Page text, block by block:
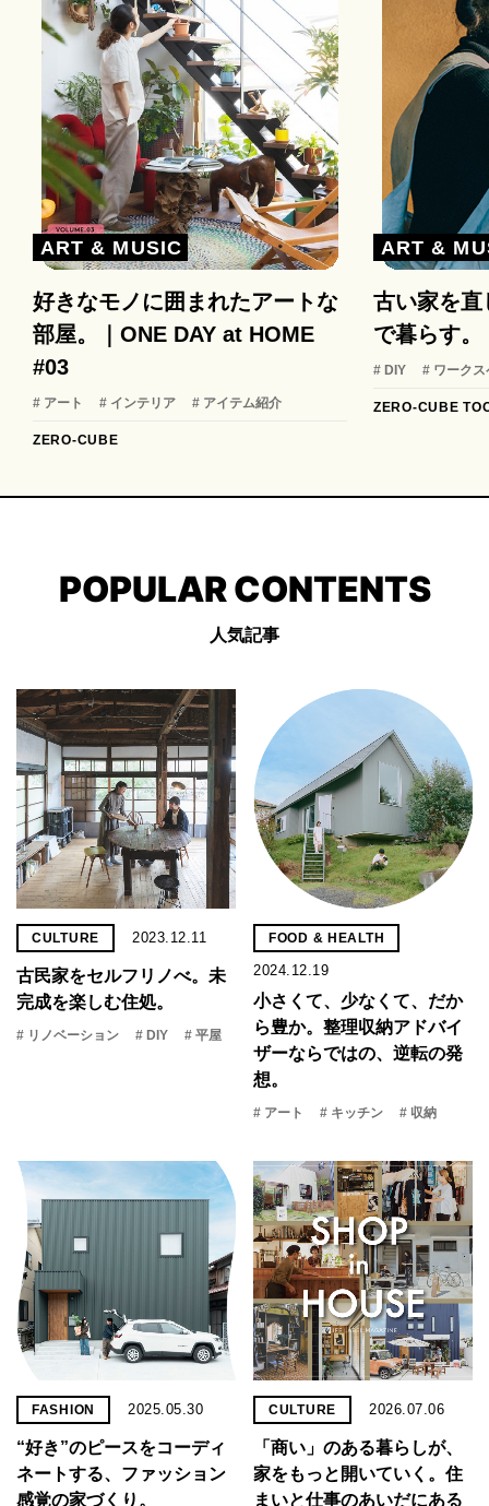
ART & MUSIC
好きなモノに囲まれたアートな
部屋。｜ONE DAY at HOME
#03
# アート # インテリア # アイテム紹介
ZERO-CUBE
ART &
古い家を直
で暮らす。
# DIY # ワークス
ZERO-CUBE
POPULAR CONTENTS
人気記事
CULTURE 2023.12.11
古民家をセルフリノべ。未
完成を楽しむ住処。
# リノベーション # DIY # 平屋
FOOD & HEALTH
2024.12.19
小さくて、少なくて、だか
ら豊か。整理収納アドバイ
ザーならではの、逆転の発
想。
# アート # キッチン # 収納
FASHION 2025.05.30
“好き”のピースをコーディ
ネートする、ファッション
感覚の家づくり。
CULTURE 2026.07.06
「商い」の​ある​暮らしが、​
家を​もっと​開いていく。​住
まいと​仕事の​あいだに​ある​